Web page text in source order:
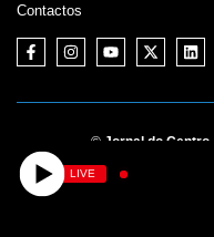
Contactos
© Jornal do Centro,
LIVE